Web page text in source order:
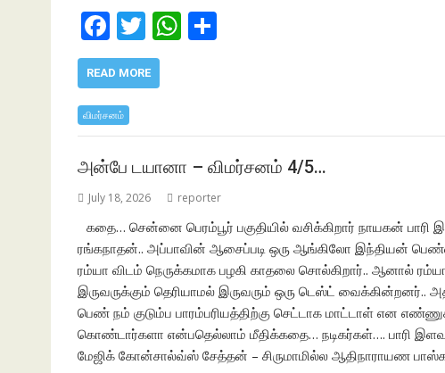
F
ac
e
b
o
o
k
T
w
itt
W
A
p
p
READ MORE
விமர்சனம்
அன்பே டயானா – விமர்சனம் 4/5…
July 18, 2026 reporter
கதை… சென்னை பெரம்பூர் பகுதியில் வசிக்கிறார் நாயகன்
ரங்கநாதன்.. அப்பாவின் ஆசைப்படி ஒரு ஆங்கிலோ இந்தியன்
ரம்யா விடம் நெருக்கமாக பழகி காதலை சொல்கிறார்.. ஆனால்
இருவருக்கும் தெரியாமல் இருவரும் ஒரு டெஸ்ட் வைக்கின்றனர்..
பெண் நம் குடும்ப பாரம்பரியத்திற்கு செட்டாக மாட்டாள் என
கொண்டார்களா என்பதெல்லாம் மீதிக்கதை… நடிகர்கள்…. பாரி
மேஜிக் கோன்சால்வ்ஸ் சேத்தன் – சிருமாமில்ல ஆதிநாராயண